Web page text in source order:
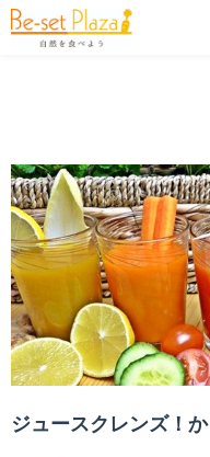
ジュースクレンズ！